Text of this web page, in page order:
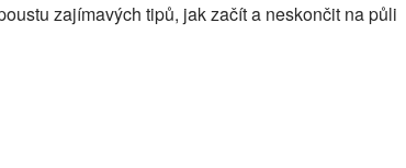
zajímavých tipů, jak začít a neskončit na půli